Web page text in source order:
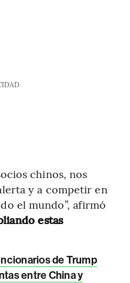
chinos, nos
y a competir en
el mundo”, afirmó
estas
de Trump
entre China y